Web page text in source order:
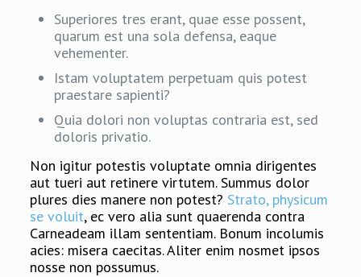
Superiores tres erant, quae esse possent,
quarum est una sola defensa, eaque
vehementer.
Istam voluptatem perpetuam quis potest
praestare sapienti?
Quia dolori non voluptas contraria est, sed
doloris privatio.
Non igitur potestis voluptate omnia dirigentes
aut tueri aut retinere virtutem. Summus dolor
plures dies manere non potest? Strato, physicum
se voluit, ec vero alia sunt quaerenda contra
Carneadeam illam sententiam. Bonum incolumis
acies: misera caecitas. Aliter enim nosmet ipsos
nosse non possumus.